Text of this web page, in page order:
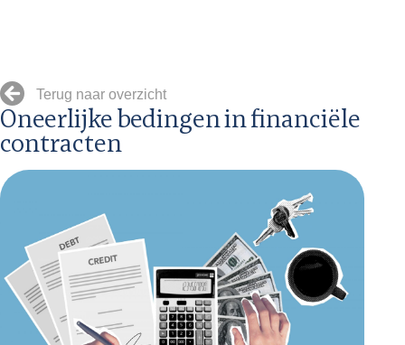
Terug naar overzicht
Oneerlijke bedingen in financiële
contracten